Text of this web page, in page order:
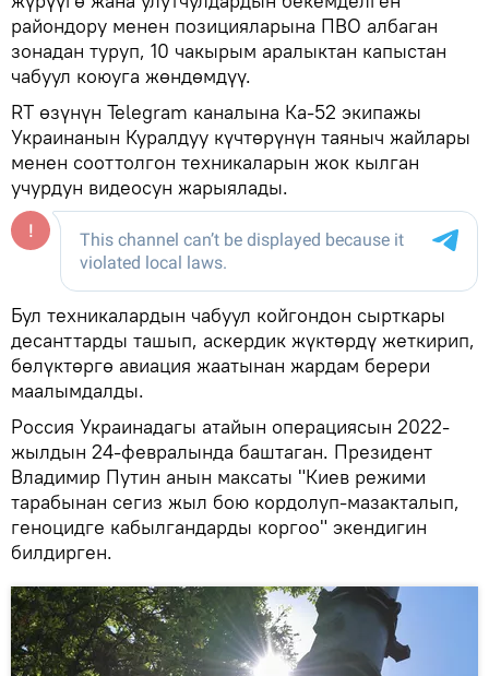
райондору менен позицияларына ПВО албаган
зонадан туруп, 10 чакырым аралыктан капыстан
чабуул коюуга жөндөмдүү.
RT өзүнүн Telegram каналына Ка-52 экипажы
Украинанын Куралдуу күчтөрүнүн таяныч жайлары
менен сооттолгон техникаларын жок кылган
учурдун видеосун жарыялады.
Бул техникалардын чабуул койгондон сырткары
десанттарды ташып, аскердик жүктөрдү жеткирип,
бөлүктөргө авиация жаатынан жардам берери
маалымдалды.
Россия Украинадагы атайын операциясын 2022-
жылдын 24-февралында баштаган. Президент
Владимир Путин анын максаты "Киев режими
тарабынан сегиз жыл бою кордолуп-мазакталып,
геноцидге кабылгандарды коргоо" экендигин
билдирген.